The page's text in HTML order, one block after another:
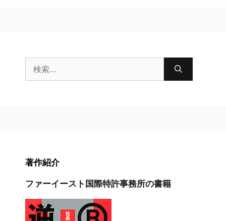
索:
著作紹介
ファーイースト国際特許事務所の書籍